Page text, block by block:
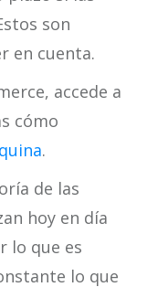
son
en cuenta.
accede a
cómo
.
de las
hoy en día
lo que es
lo que